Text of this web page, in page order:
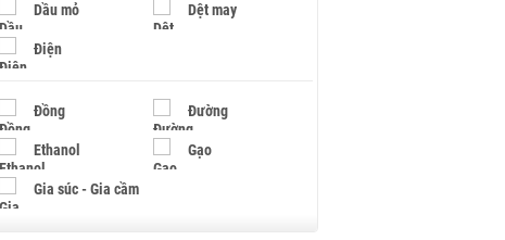
Dầu mỏ Dệt may
Điện
Đồng Đường
Ethanol Gạo
Gia súc - Gia cầm